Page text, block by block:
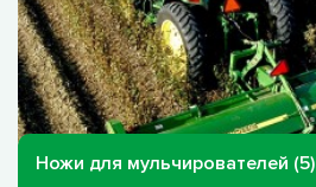
Ножи для мульчирователей (5)